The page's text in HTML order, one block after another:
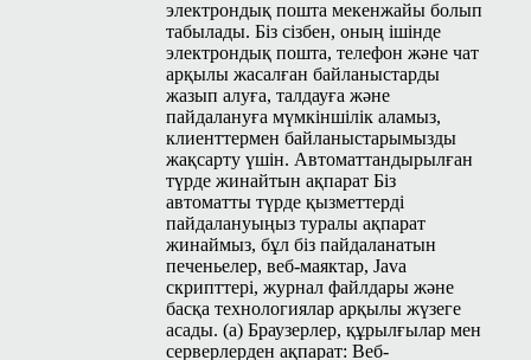
электрондық пошта мекенжайы болып
табылады. Біз сізбен, оның ішінде
электрондық пошта, телефон және чат
арқылы жасалған байланыстарды
жазып алуға, талдауға және
пайдалануға мүмкіншілік аламыз,
клиенттермен байланыстарымызды
жақсарту үшін. Автоматтандырылған
түрде жинайтын ақпарат Біз
автоматты түрде қызметтерді
пайдалануыңыз туралы ақпарат
жинаймыз, бұл біз пайдаланатын
печеньелер, веб-маяктар, Java
скрипттері, журнал файлдары және
басқа технологиялар арқылы жүзеге
асады. (a) Браузерлер, құрылғылар мен
серверлерден ақпарат: Веб-